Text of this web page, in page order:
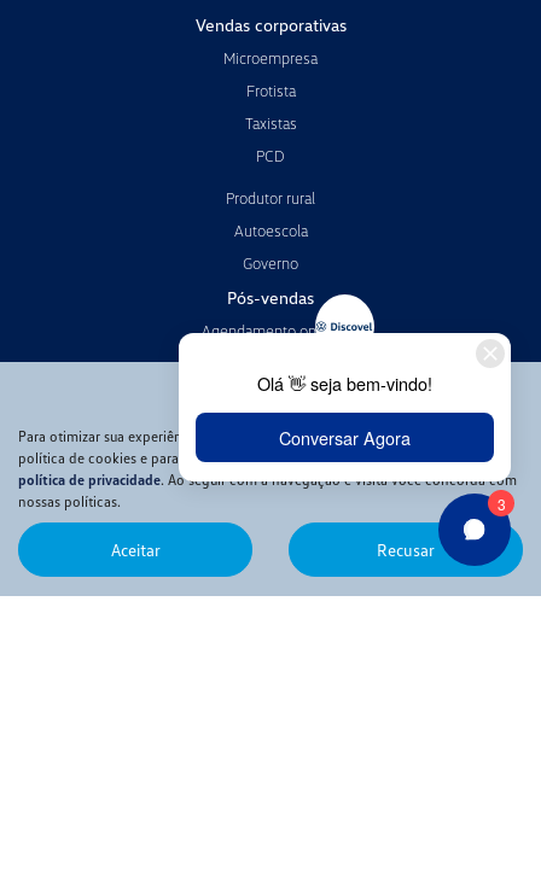
Vendas corporativas
Microempresa
Frotista
Taxistas
PCD
Produtor rural
Autoescola
Governo
Pós-vendas
Agendamento online
Funilaria e Pintura
VW Collection
Serviços financeiros
Consórcio
Financiamento
Para otimizar sua experiência durante a navegação, fazemos uso de nossa
política de cookies e para proteger seus dados pessoais respeitamos nossa
política de privacidade. Ao seguir com a navegação e visita você concorda com
nossas políticas.
Aceitar Recusar